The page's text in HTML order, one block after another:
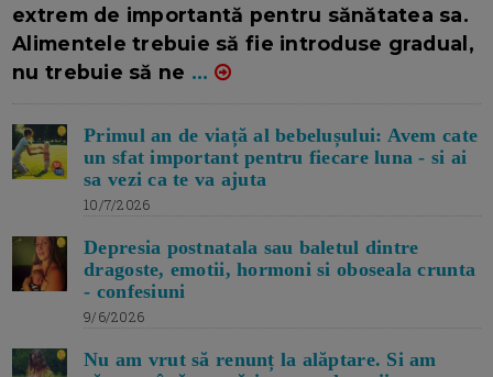
extrem de importantă pentru sănătatea sa.
Alimentele trebuie să fie introduse gradual,
nu trebuie să ne ...
Primul an de viață al bebelușului: Avem cate
un sfat important pentru fiecare luna - si ai
sa vezi ca te va ajuta
10/7/2026
Depresia postnatala sau baletul dintre
dragoste, emotii, hormoni si oboseala crunta
- confesiuni
9/6/2026
Nu am vrut să renunț la alăptare. Si am